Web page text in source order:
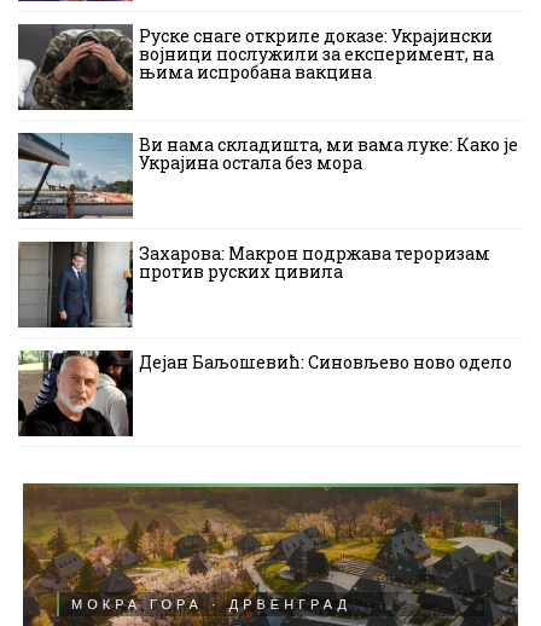
Руске снаге откриле доказе: Украјински
војници послужили за експеримент, на
њима испробана вакцина
Ви нама складишта, ми вама луке: Како је
Украјина остала без мора
Захарова: Макрон подржава тероризам
против руских цивила
Дејан Баљошевић: Синовљево ново одело